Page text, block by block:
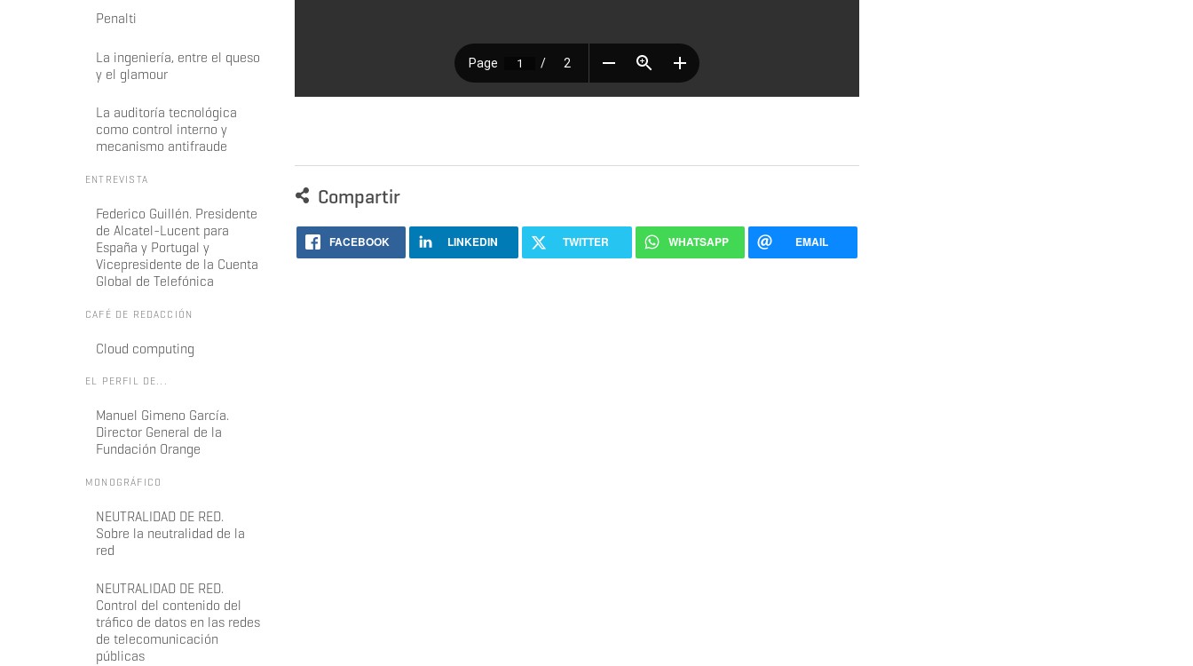
Penalti
La ingeniería, entre el queso
y el glamour
La auditoría tecnológica
como control interno y
mecanismo antifraude
ENTREVISTA
Federico Guillén. Presidente
de Alcatel-Lucent para
España y Portugal y
Vicepresidente de la Cuenta
Global de Telefónica
CAFÉ DE REDACCIÓN
Cloud computing
EL PERFIL DE...
Manuel Gimeno García.
Director General de la
Fundación Orange
MONOGRÁFICO
NEUTRALIDAD DE RED.
Sobre la neutralidad de la
red
NEUTRALIDAD DE RED.
Control del contenido del
tráfico de datos en las redes
de telecomunicación
públicas
Compartir
FACEBOOK LINKEDIN TWITTER WHATSAPP EMAIL